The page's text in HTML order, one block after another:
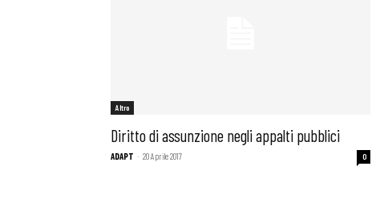
Altro
Diritto di assunzione negli appalti pubblici
ADAPT - 20 Aprile 2017 0